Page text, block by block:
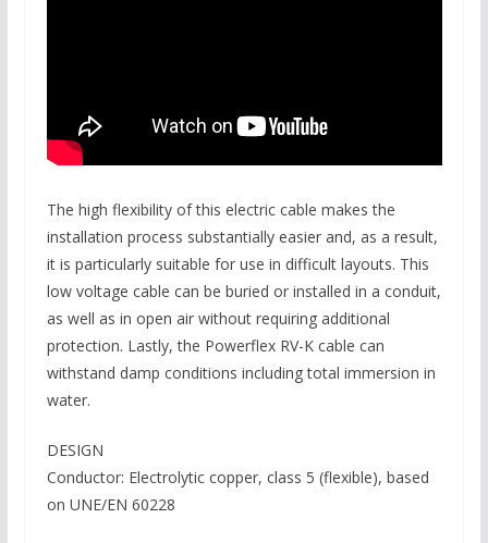
The high flexibility of this electric cable makes the
installation process substantially easier and, as a result,
it is particularly suitable for use in difficult layouts. This
low voltage cable can be buried or installed in a conduit,
as well as in open air without requiring additional
protection. Lastly, the Powerflex RV-K cable can
withstand damp conditions including total immersion in
water.
DESIGN
Conductor: Electrolytic copper, class 5 (flexible), based
on UNE/EN 60228